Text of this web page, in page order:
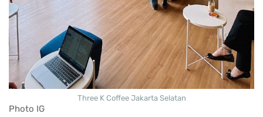
Three K Coffee Jakarta Selatan
Photo IG